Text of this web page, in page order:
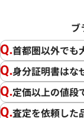
ブ
首都圏以外でも
身分証明書はな
定価以上の値段
査定を依頼した